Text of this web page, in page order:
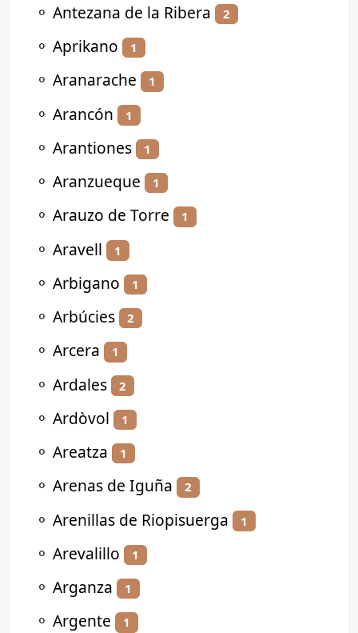
⚬ Antezana de la Ribera 2
⚬ Aprikano 1
⚬ Aranarache 1
⚬ Arancón 1
⚬ Arantiones 1
⚬ Aranzueque 1
⚬ Arauzo de Torre 1
⚬ Aravell 1
⚬ Arbigano 1
⚬ Arbúcies 2
⚬ Arcera 1
⚬ Ardales 2
⚬ Ardòvol 1
⚬ Areatza 1
⚬ Arenas de Iguña 2
⚬ Arenillas de Riopisuerga 1
⚬ Arevalillo 1
⚬ Arganza 1
⚬ Argente 1